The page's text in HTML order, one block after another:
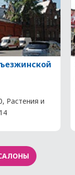
Растения и